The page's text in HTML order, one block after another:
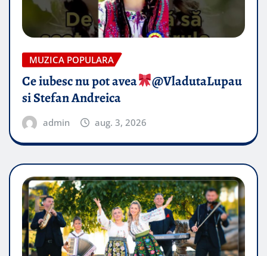
MUZICA POPULARA
Ce iubesc nu pot avea
​@VladutaLupau
si Stefan Andreica
admin aug. 3, 2026